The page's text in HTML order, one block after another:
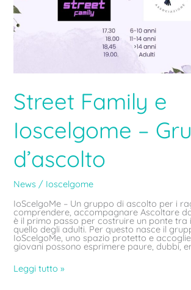
Street Family e
Ioscelgome –
d’ascolto
News / Ioscelgome
IoScelgoMe – Un gruppo di ascolto per i
comprendere, accompagnare Ascoltare
è il primo passo per costruire un ponte tra
quello degli adulti. Per questo nasce il
IoScelgoMe, uno spazio protetto e
giovani possono esprimere paure, dubbi,
Leggi tutto »